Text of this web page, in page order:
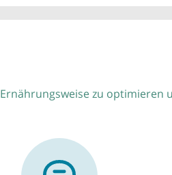
zu optimieren